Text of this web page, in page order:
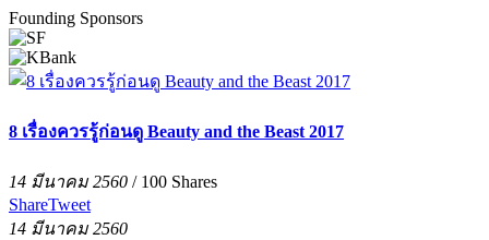
Founding Sponsors
8 เรื่องควรรู้ก่อนดู Beauty and the Beast 2017
14 มีนาคม 2560 / 100 Shares
ShareTweet
14 มีนาคม 2560